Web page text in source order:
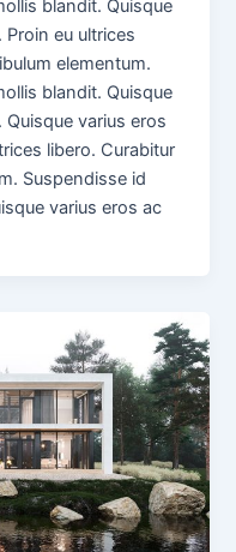
blandit. Quisque
eu ultrices
elementum.
blandit. Quisque
varius eros
libero. Curabitur
Suspendisse id
varius eros ac